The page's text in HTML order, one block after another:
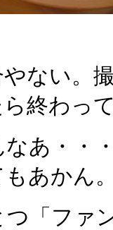
ない。
終わっ
あ・・
あかん
「ファ